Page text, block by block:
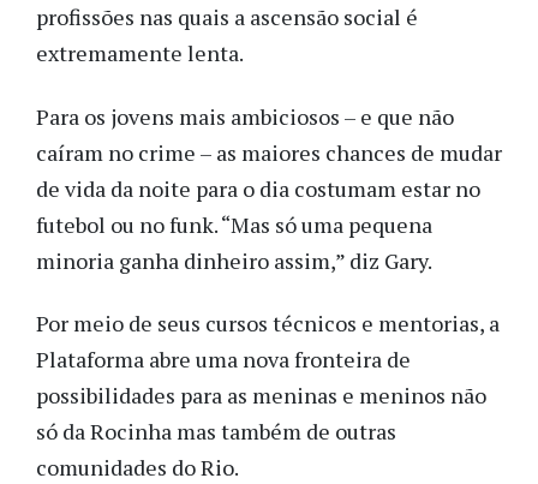
profissões nas quais a ascensão social é
extremamente lenta.
Para os jovens mais ambiciosos – e que não
caíram no crime – as maiores chances de mudar
de vida da noite para o dia costumam estar no
futebol ou no funk. “Mas só uma pequena
minoria ganha dinheiro assim,” diz Gary.
Por meio de seus cursos técnicos e mentorias, a
Plataforma abre uma nova fronteira de
possibilidades para as meninas e meninos não
só da Rocinha mas também de outras
comunidades do Rio.